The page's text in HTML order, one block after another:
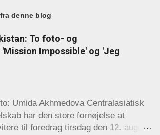
denne blog
To foto- og
Impossible' og 'Jeg
Umida Akhmedova Centralasiatisk
har den store fornøjelse at
til foredrag tirsdag den 12. august